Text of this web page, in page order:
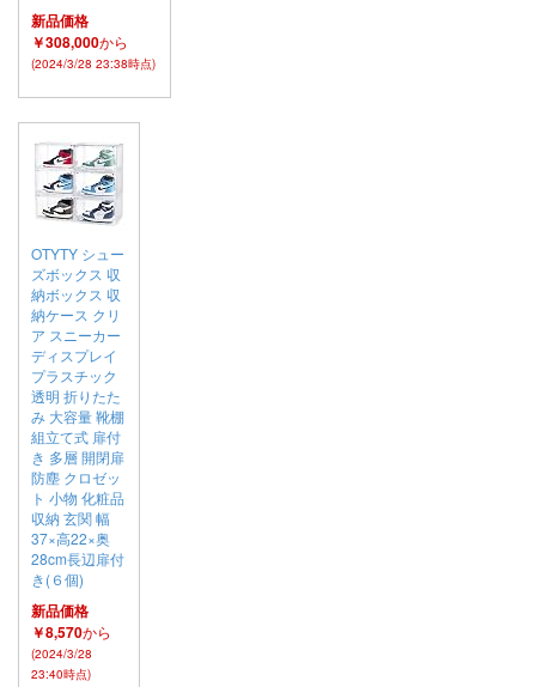
新品価格
￥308,000から
(2024/3/28 23:38時点)
OTYTY シュー
ズボックス 収
納ボックス 収
納ケース クリ
ア スニーカー
ディスプレイ
プラスチック
透明 折りたた
み 大容量 靴棚
組立て式 扉付
き 多層 開閉扉
防塵 クロゼッ
ト 小物 化粧品
収納 玄関 幅
37×高22×奥
28cm長辺扉付
き(６個)
新品価格
￥8,570から
(2024/3/28
23:40時点)